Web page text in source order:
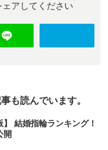
アしてください
も読んでいます。
】 結婚指輪ランキング！
開